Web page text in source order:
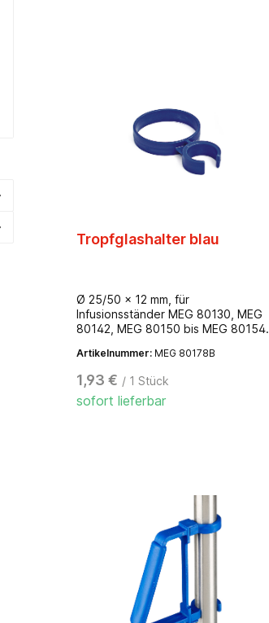
Tropfglashalter blau
Ø 25/50 x 12 mm, für
Infusionsständer MEG 80130, MEG
80142, MEG 80150 bis MEG 80154,
Artikelnummer: MEG 80178B
1,93 € / 1 Stück
sofort lieferbar